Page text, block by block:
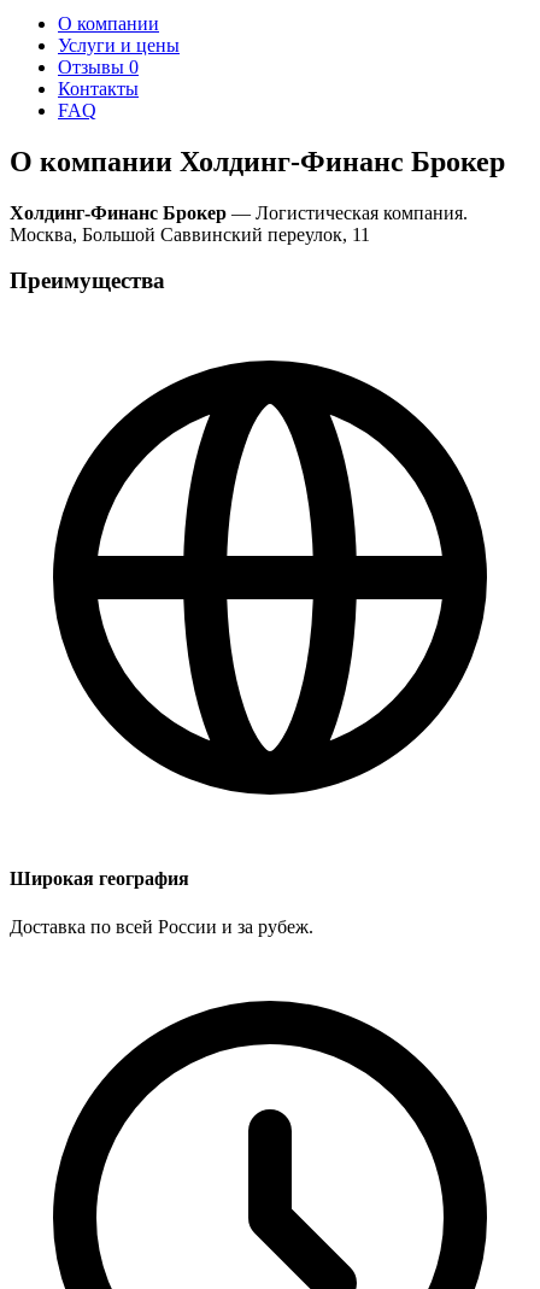
О компании
Услуги и цены
Отзывы 0
Контакты
FAQ
О компании Холдинг-Финанс Брокер
Холдинг-Финанс Брокер — Логистическая компания.
Москва, Большой Саввинский переулок, 11
Преимущества
Широкая география
Доставка по всей России и за рубеж.